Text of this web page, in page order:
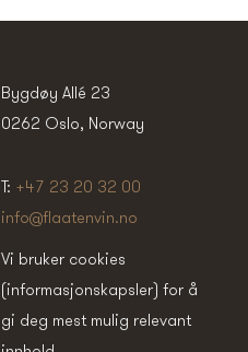
Bygdøy Allé 23
0262 Oslo, Norway
T: +47 23 20 32 00
info@flaatenvin.no
Vi bruker cookies
(informasjonskapsler) for å
gi deg mest mulig relevant